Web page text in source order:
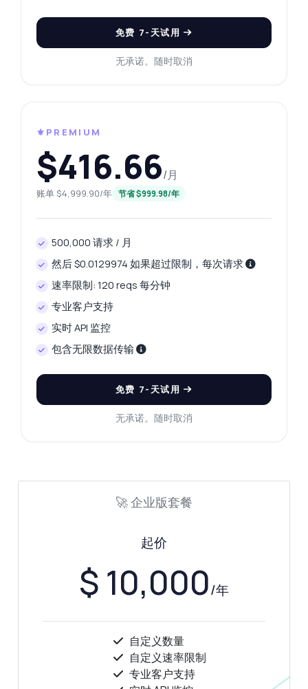
免费 7-天试用
无承诺。随时取消
⚜️PREMIUM
$416.66/月
账单 $4,999.90/年 节省 $999.98/年
500,000 请求 / 月
然后 $0.0129974 如果超过限制，每次请求
速率限制: 120 reqs 每分钟
专业客户支持
实时 API 监控
包含无限数据传输
免费 7-天试用
无承诺。随时取消
🚀 企业版套餐
起价
$ 10,000/年
自定义数量
自定义速率限制
专业客户支持
巧，应有尽有。
响应中我会得到什么信息？
每月API调用有限制吗？
我可以解码摩托车VIN吗？